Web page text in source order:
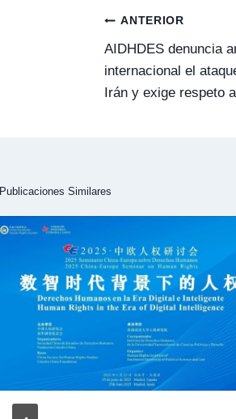
Navegación
entradas
ANTERIOR
AIDHDES denuncia
internacional el
Irán y exige respeto
Publicaciones Similares